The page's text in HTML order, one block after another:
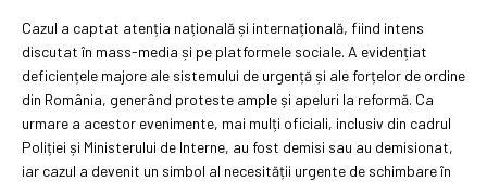
Cazul a captat atenția națională și internațională, fiind intens
discutat în mass-media și pe platformele sociale. A evidențiat
deficiențele majore ale sistemului de urgență și ale forțelor de ordine
din România, generând proteste ample și apeluri la reformă. Ca
urmare a acestor evenimente, mai mulți oficiali, inclusiv din cadrul
Poliției și Ministerului de Interne, au fost demisi sau au demisionat,
iar cazul a devenit un simbol al necesității urgente de schimbare în